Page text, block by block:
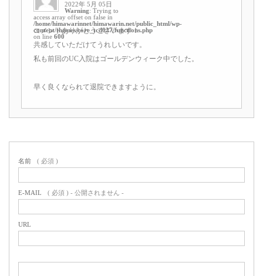
2022年 5月 05日
Warning: Trying to
access array offset on false in
/home/himawarinnet/himawarin.net/public_html/wp-
content/themes/core_tcd027/functions.php
on line 600
コメントありがとうございます！
共感していただけてうれしいです。
私も前回のUC入院はゴールデンウィーク中でした。
早く良くなられて退院できますように。
名前 ( 必須 )
E-MAIL ( 必須 ) - 公開されません -
URL